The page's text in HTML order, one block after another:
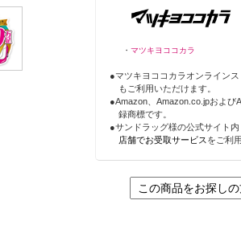
・マツキヨココカラ
●マツキヨココカラオンライン
もご利用いただけます。
●Amazon、Amazon.co.jpおよび
録商標です。
●サンドラッグ様の公式サイト
店舗でお受取サービス をご利